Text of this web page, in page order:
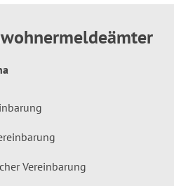
Vereinbarung